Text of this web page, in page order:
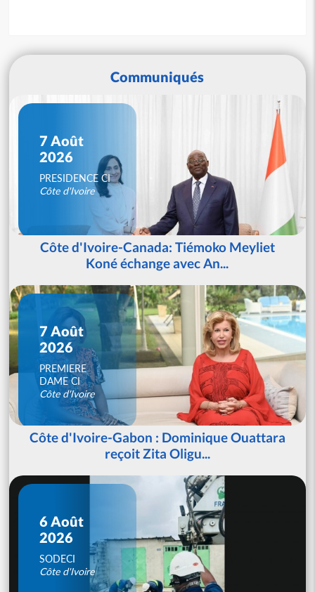
Communiqués
7 Août
2026
PRESIDENCE CI
Côte d'Ivoire
Côte d'Ivoire-Canada: Tiémoko Meyliet
Koné échange avec An...
7 Août
2026
PREMIERE
DAME CI
Côte d'Ivoire
Côte d'Ivoire-Gabon : Dominique Ouattara
reçoit Zita Oligu...
6 Août
2026
SODECI
Côte d'Ivoire